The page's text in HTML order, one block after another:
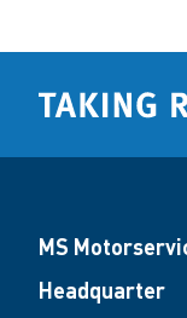
MS
Headquarter